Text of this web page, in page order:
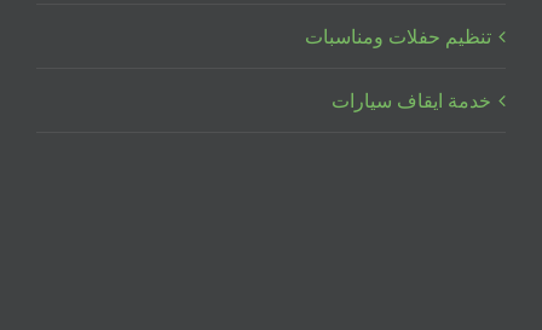
تنظيم حفلات ومناسبات
خدمة ايقاف سيارات